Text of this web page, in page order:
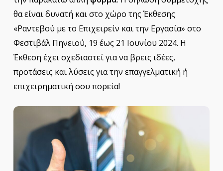
θα είναι δυνατή και στο χώρο της Έκθεσης
«Ραντεβού με το Επιχειρείν και την Εργασία» στο
Φεστιβάλ Πηνειού, 19 έως 21 Ιουνίου 2024. Η
Έκθεση έχει σχεδιαστεί για να βρεις ιδέες,
προτάσεις και λύσεις για την επαγγελματική ή
επιχειρηματική σου πορεία!